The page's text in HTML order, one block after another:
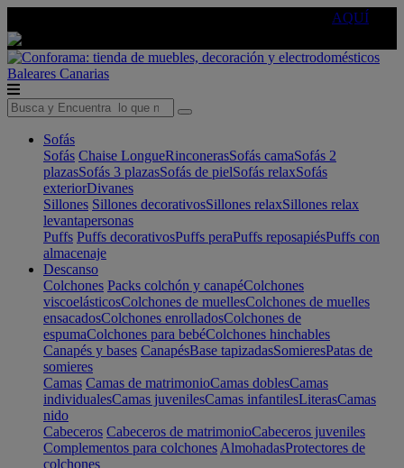
AQUÍ
Baleares Canarias
Sofás
Sofás Chaise LongueRinconerasSofás camaSofás 2
plazasSofás 3 plazasSofás de pielSofás relaxSofás
exteriorDivanes
Sillones Sillones decorativosSillones relaxSillones relax
levantapersonas
Puffs Puffs decorativosPuffs peraPuffs reposapiésPuffs con
almacenaje
Descanso
Colchones Packs colchón y canapéColchones
viscoelásticosColchones de muellesColchones de muelles
ensacadosColchones enrolladosColchones de
espumaColchones para bebéColchones hinchables
Canapés y bases CanapésBase tapizadasSomieresPatas de
somieres
Camas Camas de matrimonioCamas doblesCamas
individualesCamas juvenilesCamas infantilesLiterasCamas
nido
Cabeceros Cabeceros de matrimonioCabeceros juveniles
Complementos para colchones AlmohadasProtectores de
colchones